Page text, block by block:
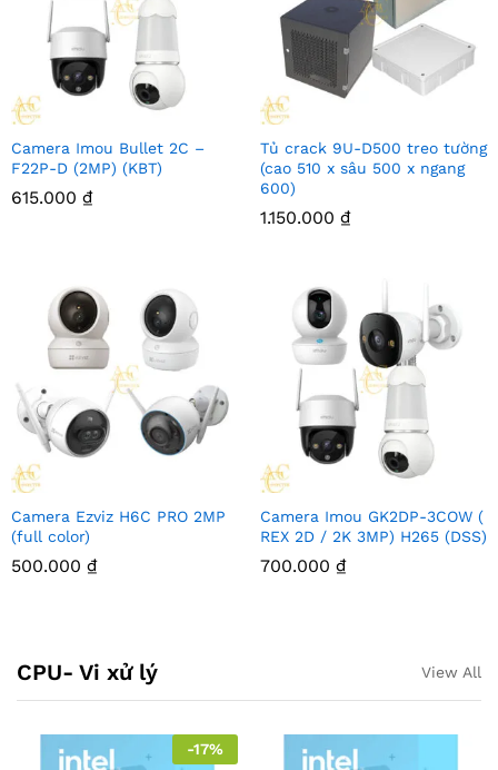
Camera Imou Bullet 2C –
F22P-D (2MP) (KBT)
615.000 ₫
Tủ crack 9U-D500 treo tường
(cao 510 x sâu 500 x ngang
600)
1.150.000 ₫
Camera Ezviz H6C PRO 2MP
(full color)
500.000 ₫
Camera Imou GK2DP-3COW (
REX 2D / 2K 3MP) H265 (DSS)
700.000 ₫
CPU- Vi xử lý View All
-17%